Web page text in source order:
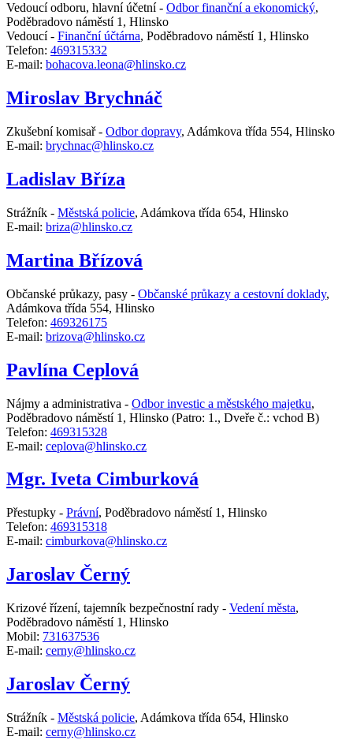
Vedoucí odboru, hlavní účetní - Odbor finanční a ekonomický,
Poděbradovo náměstí 1, Hlinsko
Vedoucí - Finanční účtárna, Poděbradovo náměstí 1, Hlinsko
Telefon: 469315332
E-mail: bohacova.leona@hlinsko.cz
Miroslav Brychnáč
Zkušební komisař - Odbor dopravy, Adámkova třída 554, Hlinsko
E-mail: brychnac@hlinsko.cz
Ladislav Bříza
Strážník - Městská policie, Adámkova třída 654, Hlinsko
E-mail: briza@hlinsko.cz
Martina Břízová
Občanské průkazy, pasy - Občanské průkazy a cestovní doklady,
Adámkova třída 554, Hlinsko
Telefon: 469326175
E-mail: brizova@hlinsko.cz
Pavlína Ceplová
Nájmy a administrativa - Odbor investic a městského majetku,
Poděbradovo náměstí 1, Hlinsko (Patro: 1., Dveře č.: vchod B)
Telefon: 469315328
E-mail: ceplova@hlinsko.cz
Mgr. Iveta Cimburková
Přestupky - Právní, Poděbradovo náměstí 1, Hlinsko
Telefon: 469315318
E-mail: cimburkova@hlinsko.cz
Jaroslav Černý
Krizové řízení, tajemník bezpečnostní rady - Vedení města,
Poděbradovo náměstí 1, Hlinsko
Mobil: 731637536
E-mail: cerny@hlinsko.cz
Jaroslav Černý
Strážník - Městská policie, Adámkova třída 654, Hlinsko
E-mail: cerny@hlinsko.cz